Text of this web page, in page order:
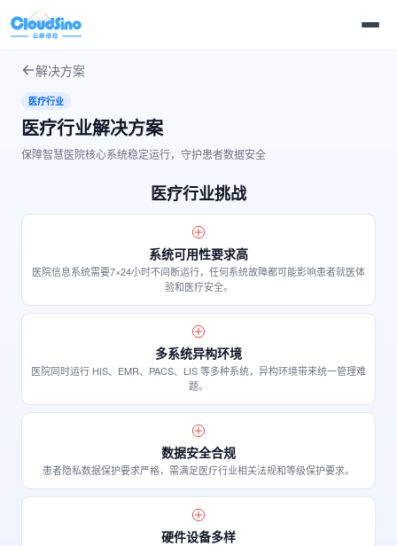
解决方案
医疗行业
医疗行业解决方案
保障智慧医院核心系统稳定运行，守护患者数据安全
医疗行业挑战
系统可用性要求高
医院信息系统需要7×24小时不间断运行，任何系统故障都可能影响患者就医体
验和医疗安全。
多系统异构环境
医院同时运行 HIS、EMR、PACS、LIS 等多种系统，异构环境带来统一管理难
题。
数据安全合规
患者隐私数据保护要求严格，需满足医疗行业相关法规和等级保护要求。
硬件设备多样